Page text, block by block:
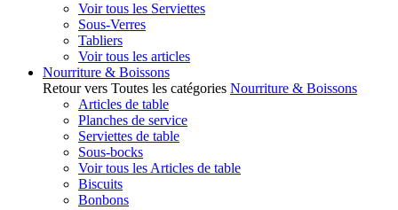
Voir tous les Serviettes
Sous-Verres
Tabliers
Voir tous les articles
Nourriture & Boissons
Retour vers Toutes les catégories Nourriture & Boissons
Articles de table
Planches de service
Serviettes de table
Sous-bocks
Voir tous les Articles de table
Biscuits
Bonbons